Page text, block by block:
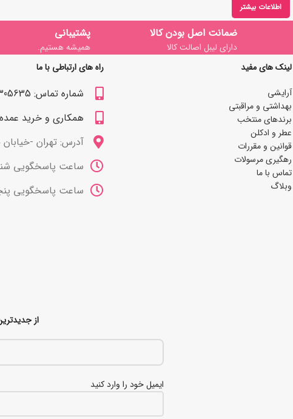
اطلاعات بیشتر
ضمانت اصل بودن کالا
دارای لیبل اصالت کالا
پشتیبانی
همیشه هستیم.
لینک های مفید
آرایشی
بھداشتی و مراقبتی
برندهای منتخب
عطر و ادکلن
قوانین و مقررات
رهگیری مرسولات
تماس با ما
وبلاگ
راه های ارتباطی با ما
شماره تماس: 09122305635
همکاری و خرید عمده:
آدرس: تهران -خیابان 15 خرداد
ساعت پاسخگویی شنبه تا
ساعت پاسخگویی پنجشنبه ها 10
از
ایمیل خود را وارد کنید